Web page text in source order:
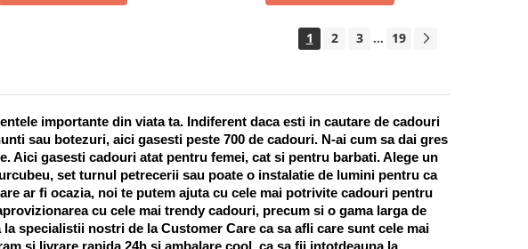
1 2 3 ... 19
importante din viata ta. Indiferent daca esti in cautare de cadouri
sau botezuri, aici gasesti peste 700 de cadouri. N-ai cum sa dai gres
Aici gasesti cadouri atat pentru femei, cat si pentru barbati. Alege un
set turnul petrecerii sau poate o instalatie de lumini pentru ca
ar fi ocazia, noi te putem ajuta cu cele mai potrivite cadouri pentru
cu cele mai trendy cadouri, precum si o gama larga de
specialistii nostri de la Customer Care ca sa afli care sunt cele mai